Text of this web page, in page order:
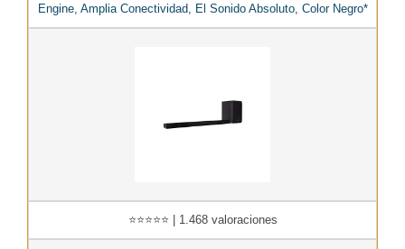
Engine, Amplia Conectividad, El Sonido Absoluto, Color Negro*
⭐⭐⭐⭐⭐ | 1.468 valoraciones